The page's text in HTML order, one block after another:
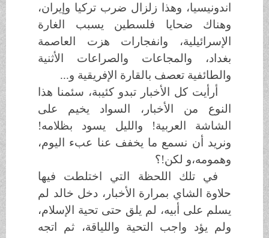
اندونيسيا، وهذا زلزال ضرب تركيا وإيران،
وهناك ضحايا فلسطين يسبب الغارة
الإسرائيلية، وانفجارات هزت العاصمة
بغداد، والمجاعات والصراعات الأثنية
والطائفية تعصف بالقارة الإفريقية و...
أرأيت كل الأخبار تبدو كئيبة، سئمنا هذا
النوع من الأخبار، السواد يخيم على
الشاشة العربية! والليل يسود بظلامه!
ونريد أن نسمع ما يخفف عنا عبء اليوم،
وهمومه،و لكن!؟
في تلك اللحظة التي اختلطت فيها
حلاوة الشاي بمرارة الأخبار، دخل خالد لم
يسلم على أبيه، لم يلق حتى تحية الإسلام،
ولم يؤد واجب التحية واللياقة، ثم اتجه